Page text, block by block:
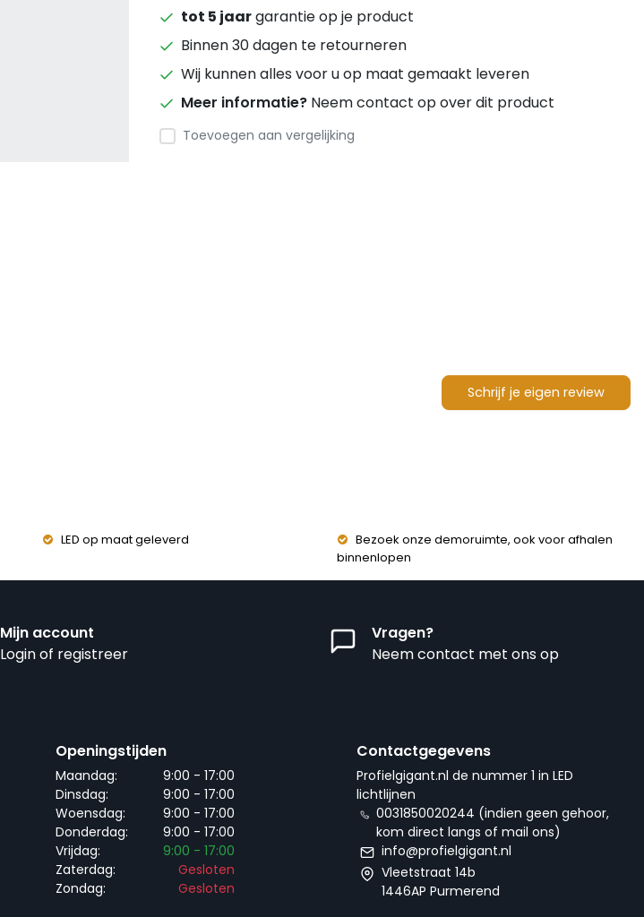
tot 5 jaargarantie op je product
Binnen 30 dagen te retourneren
Wij kunnen alles voor u op maat gemaakt leveren
Meer informatie? Neem contact op over dit product
Toevoegen aan vergelijking
Schrijf je eigen review
LED op maat geleverd
Bezoek onze demoruimte, ook voor afhalen
binnenlopen
Mijn account
Login of registreer
Vragen?
Neem contact met ons op
Openingstijden
Maandag:
9:00 - 17:00
Dinsdag:
9:00 - 17:00
Woensdag:
9:00 - 17:00
Donderdag:
9:00 - 17:00
Vrijdag:
9:00 - 17:00
Zaterdag:
Gesloten
Zondag:
Gesloten
Contactgegevens
Profielgigant.nl de nummer 1 in LED
lichtlijnen
0031850020244 (indien geen gehoor,
kom direct langs of mail ons)
info@profielgigant.nl
Vleetstraat 14b
1446AP Purmerend